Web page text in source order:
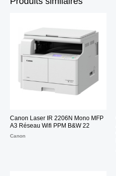
Canon Laser IR 2206N Mono MFP
A3 Réseau Wifi PPM B&W 22
Canon